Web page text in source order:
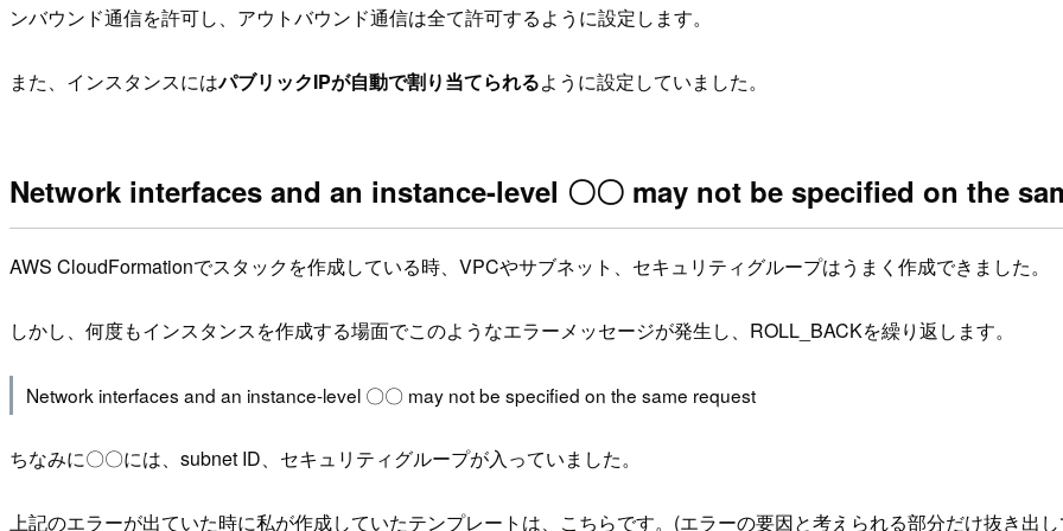
ンバウンド通信を許可し、アウトバウンド通信は全て許可するように設定します。
また、インスタンスにはパブリックIPが自動で割り当てられるように設定していました。
Network interfaces and an instance-level 〇〇 may not be specified on the
AWS CloudFormationでスタックを作成している時、VPCやサブネット、セキュリティグループはうまく作成できました。
しかし、何度もインスタンスを作成する場面でこのようなエラーメッセージが発生し、ROLL_BACKを繰り返します。
Network interfaces and an instance-level 〇〇 may not be specified on the same request
ちなみに〇〇には、subnet ID、セキュリティグループが入っていました。
上記のエラーが出ていた時に私が作成していたテンプレートは、こちらです。(エラーの要因と考えられる部分だけ抜き出